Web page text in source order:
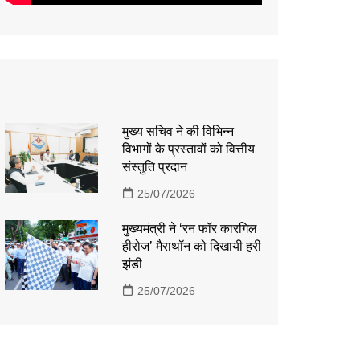
मुख्य सचिव ने की विभिन्न
विभागों के प्रस्तावों को वित्तीय
संस्तुति प्रदान
25/07/2026
मुख्यमंत्री ने ‘रन फॉर कारगिल
हीरोज’ मैराथॉन को दिखायी हरी
झंडी
25/07/2026